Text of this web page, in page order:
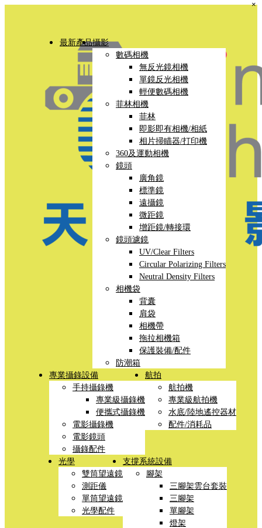
最新產品攝影
數碼相機
無反光鏡相機
單鏡反光相機
輕便數碼相機
菲林相機
菲林
即影即有相機/相紙
相片掃瞄器/打印機
360及運動相機
鏡頭
廣角鏡
標準鏡
遠攝鏡
微距鏡
增距鏡/轉接環
鏡頭濾鏡
UV/Clear Filters
Circular Polarizing Filters
Neutral Density Filters
相機袋
背囊
肩袋
相機帶
拖拉相機箱
保護裝備/配件
防潮箱
專業攝錄設備
手持攝錄機
專業級攝錄機
便攜式攝錄機
電影攝錄機
電影鏡頭
攝錄配件
航拍
航拍機
專業級航拍機
水底/陸地遙控器材
配件/消耗品
光學
雙筒望遠鏡
測距儀
單筒望遠鏡
光學配件
支撐系統設備
腳架
三腳架雲台套裝
三腳架
單腳架
燈架
×